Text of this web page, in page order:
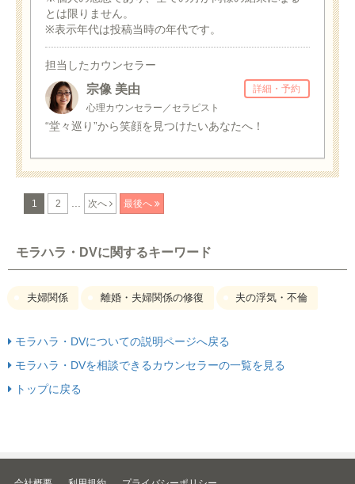
とは限りません。
※表示年代は投稿当時の年代です。
担当したカウンセラー
宗像 美由
心理カウンセラー／セラピスト
“堂々巡り”から笑顔を見つけたいあなたへ！
詳細・予約
1 2 ... 次へ 最後へ
モラハラ・DVに関するキーワード
夫婦関係 離婚・夫婦関係の修復 夫の浮気・不倫
モラハラ・DVについての説明ページへ戻る
モラハラ・DVを相談できるカウンセラーの一覧を見る
トップに戻る